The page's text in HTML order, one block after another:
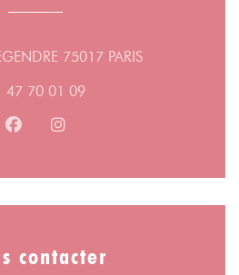
75017 PARIS((ouvre une
47 70 01 09
Facebook ((ouvre une nouvelle
Instagram ((ouvre une
contacter